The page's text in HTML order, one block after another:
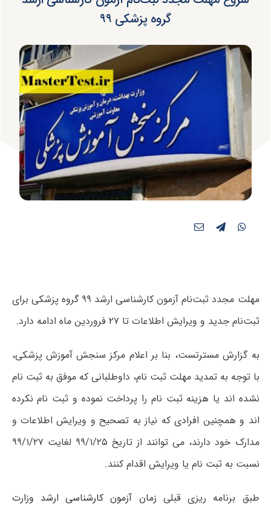
گروه پزشکی ۹۹
مهلت مجدد ثبت‌نام آزمون کارشناسی ارشد ۹۹ گروه پزشکی برای
ثبت‌نام جدید و ویرایش اطلاعات تا ۲۷ فروردین ماه ادامه دارد.
به گزارش مسترتست، بنا بر اعلام مرکز سنجش آموزش پزشکی،
با توجه به تمدید مهلت ثبت نام، داوطلبانی که موفق به ثبت نام
نشده اند یا هزینه ثبت نام را پرداخت نموده و ثبت نام نکرده
اند و همچنین افرادی که نیاز به تصحیح و ویرایش اطلاعات و
مدارک خود دارند، می توانند از تاریخ ۹۹/۱/۲۵ لغایت ۹۹/۱/۲۷
نسبت به ثبت نام یا ویرایش اقدام کنند.
طبق برنامه ریزی قبلی زمان آزمون کارشناسی ارشد وزارت